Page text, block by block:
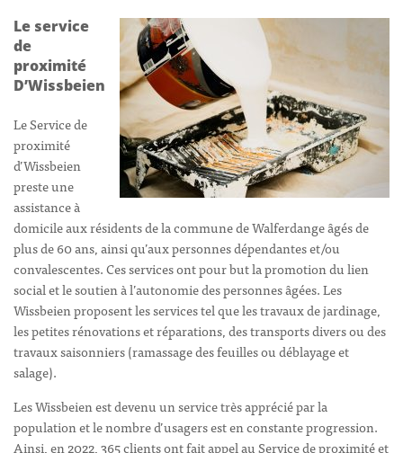
Le service
de
proximité
D’Wissbeien
Le Service de
proximité
d’Wissbeien
preste une
assistance à
domicile aux résidents de la commune de Walferdange âgés de
plus de 60 ans, ainsi qu’aux personnes dépendantes et/ou
convalescentes. Ces services ont pour but la promotion du lien
social et le soutien à l’autonomie des personnes âgées. Les
Wissbeien proposent les services tel que les travaux de jardinage,
les petites rénovations et réparations, des transports divers ou des
travaux saisonniers (ramassage des feuilles ou déblayage et
salage).
Les Wissbeien est devenu un service très apprécié par la
population et le nombre d’usagers est en constante progression.
Ainsi, en 2022, 365 clients ont fait appel au Service de proximité et